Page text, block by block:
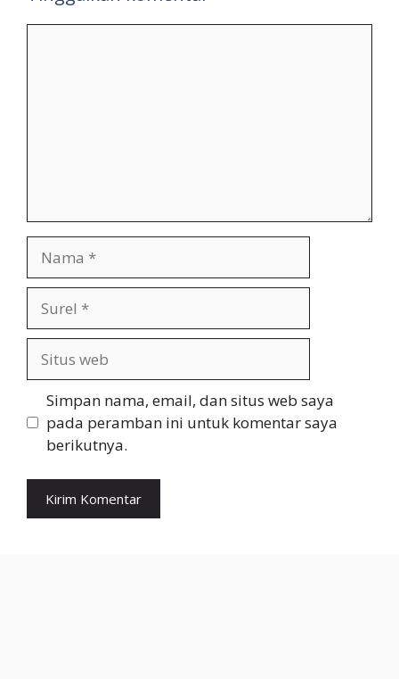
web
Simpan nama, email, dan situs web saya
pada peramban ini untuk komentar saya
berikutnya.